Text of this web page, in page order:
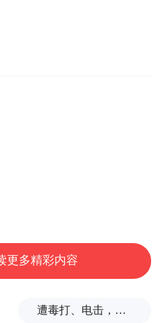
更多精彩内容
遭毒打、电击，逃生男子亲述被卖诈骗园区遭遇